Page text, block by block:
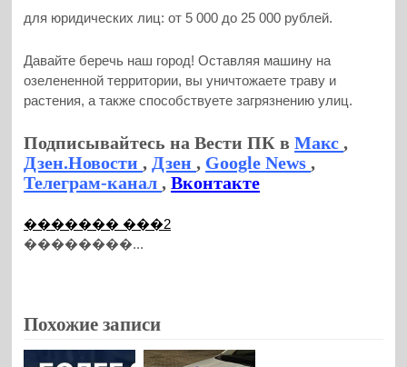
для юридических лиц: от 5 000 до 25 000 рублей.
Давайте беречь наш город! Оставляя машину на
озелененной территории, вы уничтожаете траву и
растения, а также способствуете загрязнению улиц.
Подписывайтесь на Вести ПК вМакс,
Дзен.Новости, Дзен, Google News,
Телеграм-канал,Вконтакте
������� ���2
��������...
Похожие записи